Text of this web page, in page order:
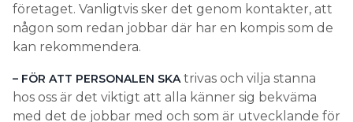
företaget. Vanligtvis sker det genom kontakter, att
någon som redan jobbar där har en kompis som de
kan rekommendera.
– FÖR ATT PERSONALEN SKAtrivas och vilja stanna
hos oss är det viktigt att alla känner sig bekväma
med det de jobbar med och som är utvecklande för